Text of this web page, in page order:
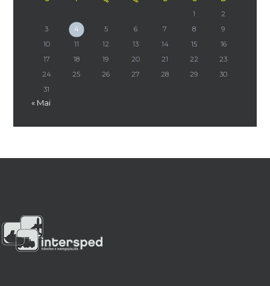
1
2
3
4 5 6 7 8
9
10
11 12 13 14 15
16
17
18 19 20 21 22
23
24
25 26 27 28 29
30
31
« Mai